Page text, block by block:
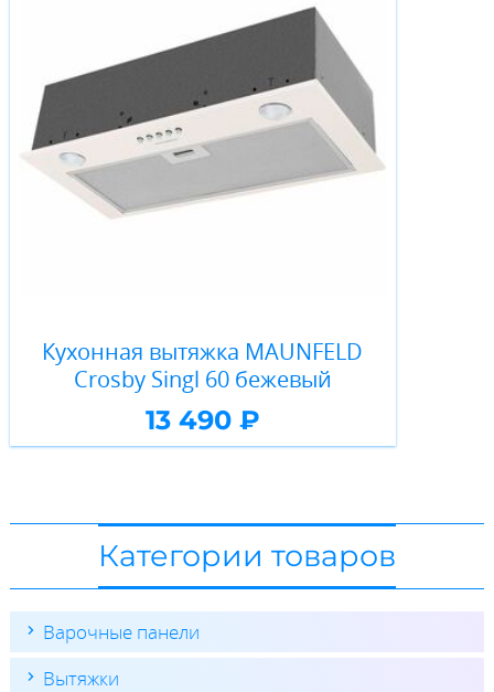
Кухонная вытяжка MAUNFELD
Crosby Singl 60 бежевый
13 490 ₽
Категории товаров
Варочные панели
Вытяжки